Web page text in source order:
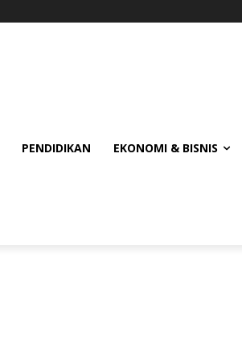
PENDIDIKAN EKONOMI & BISNIS